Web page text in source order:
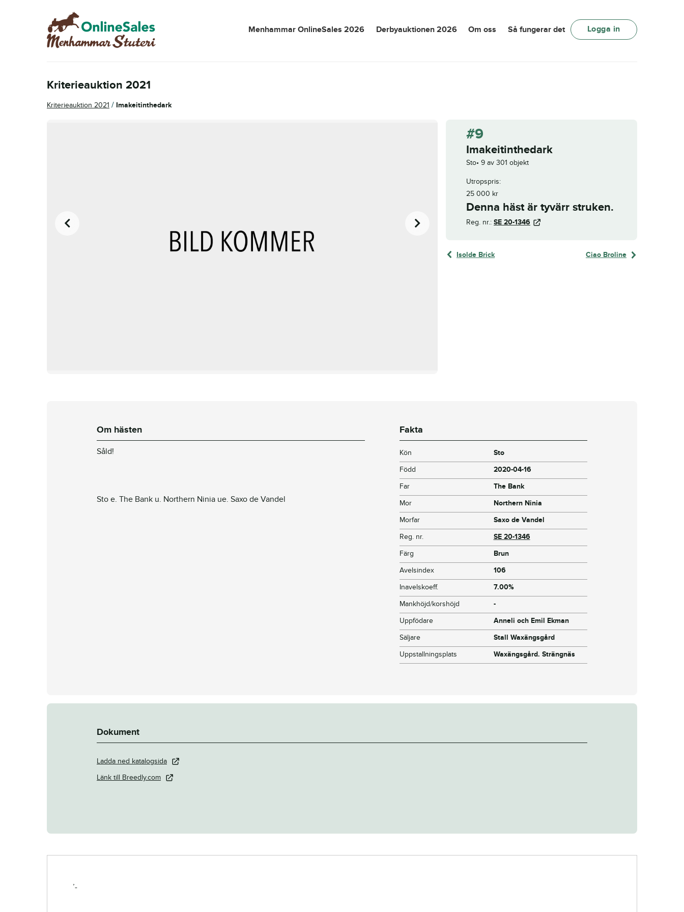
Hoppa
till
navigering
Hoppa
till
innehåll
Menhammar OnlineSales 2026 Derbyauktionen 2026 Om oss Så fungerar det Logga in
Kriterieauktion 2021
Kriterieauktion 2021 / Imakeitinthedark
#9
Imakeitinthedark
Sto 9 av 301 objekt
Utropspris:
25 000 kr
Denna häst är tyvärr struken.
Reg. nr.: SE 20-1346
Isolde Brick Ciao Broline
Om hästen
Såld!
Sto e. The Bank u. Northern Ninia ue. Saxo de Vandel
Fakta
Kön
Sto
Född
2020-04-16
Far
The Bank
Mor
Northern Ninia
Morfar
Saxo de Vandel
Reg. nr.
SE 20-1346
Färg
Brun
Avelsindex
106
Inavelskoeff.
7.00%
Mankhöjd/korshöjd
-
Uppfödare
Anneli och Emil Ekman
Säljare
Stall Waxängsgård
Uppstallningsplats
Waxängsgård. Strängnäs
Dokument
Ladda ned katalogsida
Länk till Breedly.com
’-